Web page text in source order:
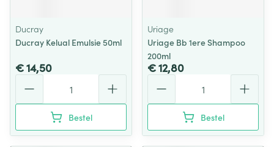
Ducray
Ducray Kelual Emulsie 50ml
€ 14,50
Bestel
Uriage
Uriage Bb 1ere Shampoo
200ml
€ 12,80
Bestel